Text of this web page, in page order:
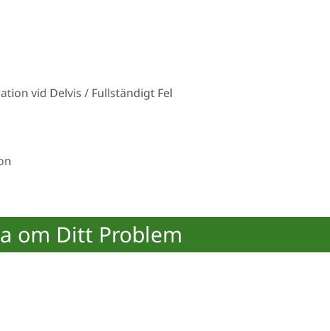
vid Delvis / Fullständigt Fel
om Ditt Problem